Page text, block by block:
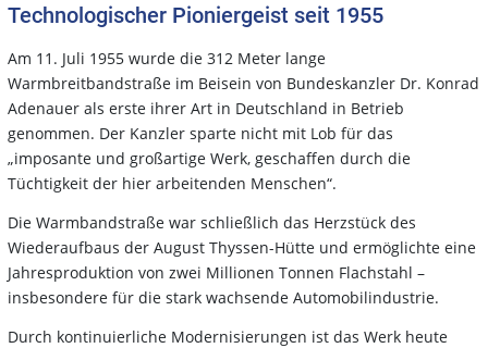
Technologischer Pioniergeist seit 1955
Am 11. Juli 1955 wurde die 312 Meter lange
Warmbreitbandstraße im Beisein von Bundeskanzler Dr. Konrad
Adenauer als erste ihrer Art in Deutschland in Betrieb
genommen. Der Kanzler sparte nicht mit Lob für das
„imposante und großartige Werk, geschaffen durch die
Tüchtigkeit der hier arbeitenden Menschen“.
Die Warmbandstraße war schließlich das Herzstück des
Wiederaufbaus der August Thyssen-Hütte und ermöglichte eine
Jahresproduktion von zwei Millionen Tonnen Flachstahl –
insbesondere für die stark wachsende Automobilindustrie.
Durch kontinuierliche Modernisierungen ist das Werk heute